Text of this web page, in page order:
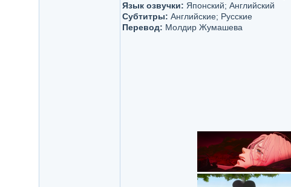
Язык озвучки: Японский; Английский
Субтитры: Английские; Русские
Перевод: Молдир Жумашева